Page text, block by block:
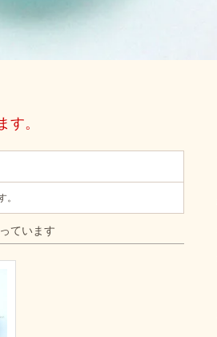
。
。
ています